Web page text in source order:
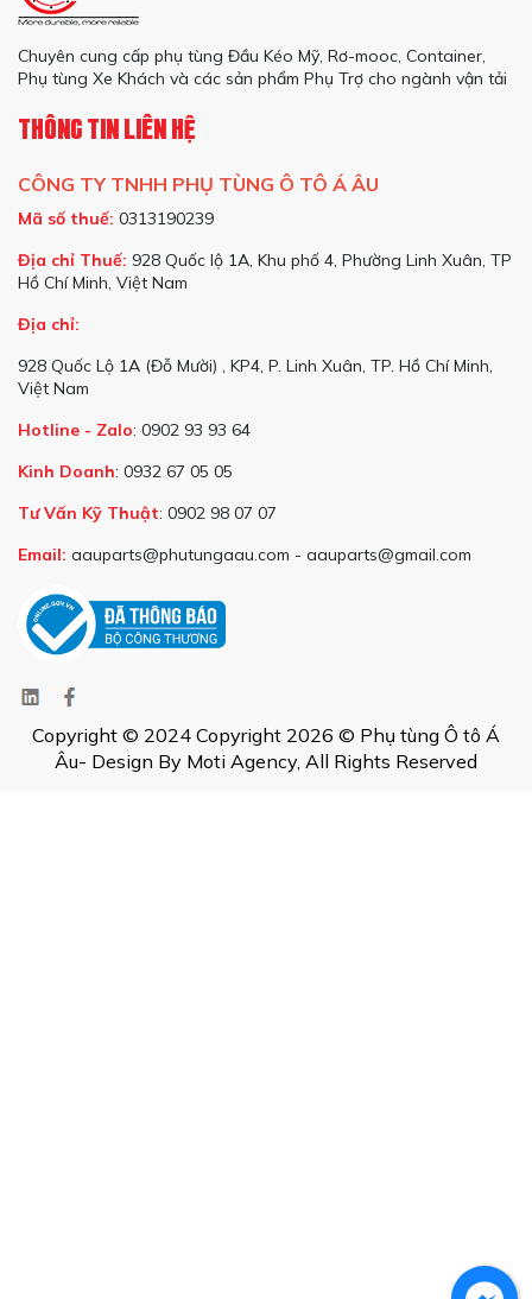
Chuyên cung cấp phụ tùng Đầu Kéo Mỹ, Rơ-mooc, Container,
Phụ tùng Xe Khách và các sản phẩm Phụ Trợ cho ngành vận tải
THÔNG TIN LIÊN HỆ
CÔNG TY TNHH PHỤ TÙNG Ô TÔ Á ÂU
Mã số thuế: 0313190239
Địa chỉ Thuế: 928 Quốc lộ 1A, Khu phố 4, Phường Linh Xuân, TP
Hồ Chí Minh, Việt Nam
Địa chỉ:
928 Quốc Lộ 1A (Đỗ Mười) , KP4, P. Linh Xuân, TP. Hồ Chí Minh,
Việt Nam
Hotline - Zalo: 0902 93 93 64
Kinh Doanh: 0932 67 05 05
Tư Vấn Kỹ Thuật: 0902 98 07 07
Email: aauparts@phutungaau.com - aauparts@gmail.com
Copyright © 2024 Copyright 2026 © Phụ tùng Ô tô Á
Âu- Design By Moti Agency, All Rights Reserved